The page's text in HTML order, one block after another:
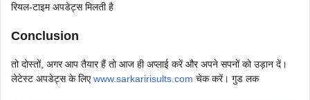
रियल-टाइम अपडेट्स मिलती है
Conclusion
तो दोस्तों, अगर आप तैयार हैं तो आज ही अप्लाई करें और अपने सपनों को उड़ान दें।
लेटेस्ट अपडेट्स के लिएwww.sarkaririsults.com चेक करें। गुड लक